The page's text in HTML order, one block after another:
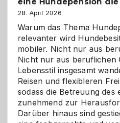
eine Hundepension
28. April 2026
Warum das Thema
relevanter wird
mobiler. Nicht nur aus
Nicht nur aus beruflichen
Lebensstil insgesamt
Reisen und flexibleren
sodass die Betreuung des
zunehmend zur
Darüber hinaus sind